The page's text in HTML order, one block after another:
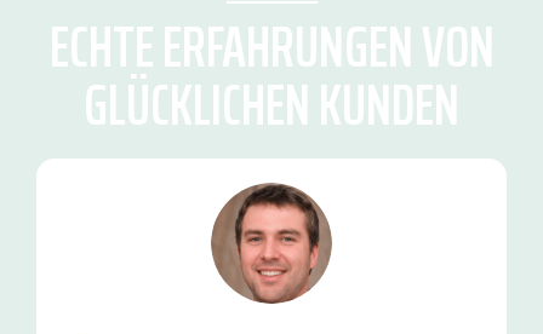
ECHTE ERFAHRUNGEN VON
GLÜCKLICHEN KUNDEN